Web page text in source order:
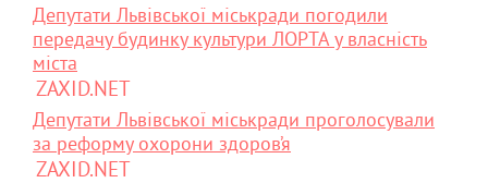
Депутати Львівської міськради погодили
передачу будинку культури ЛОРТА у власність
міста
ZAXID.NET
Депутати Львівської міськради проголосували
за реформу охорони здоров’я
ZAXID.NET